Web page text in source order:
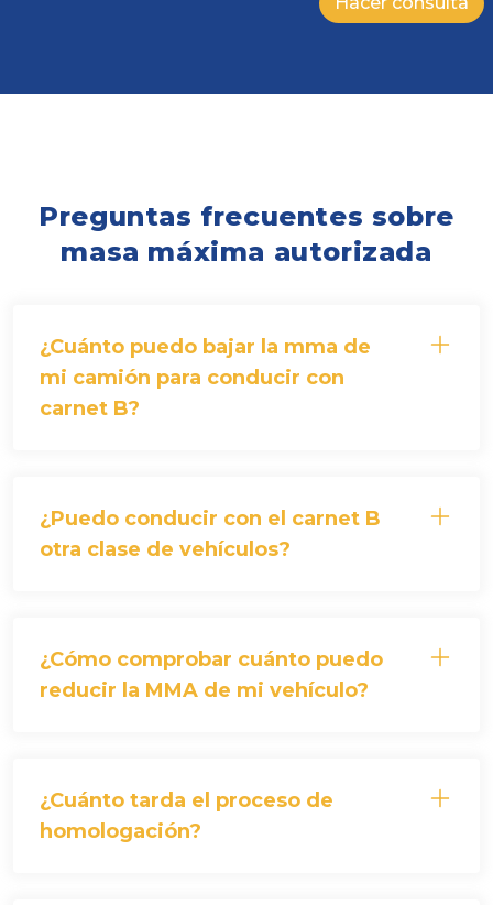
Preguntas frecuentes sobre
masa máxima autorizada
¿Cuánto puedo bajar la mma de
mi camión para conducir con
carnet B?
¿Puedo conducir con el carnet B
otra clase de vehículos?
¿Cómo comprobar cuánto puedo
reducir la MMA de mi vehículo?
¿Cuánto tarda el proceso de
homologación?